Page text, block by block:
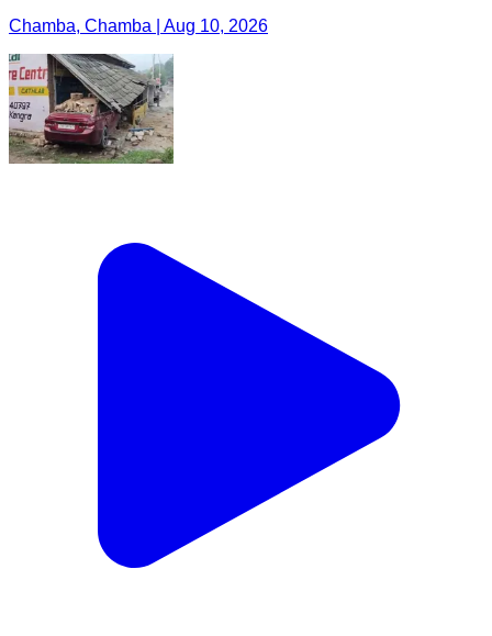
Chamba, Chamba | Aug 10, 2026